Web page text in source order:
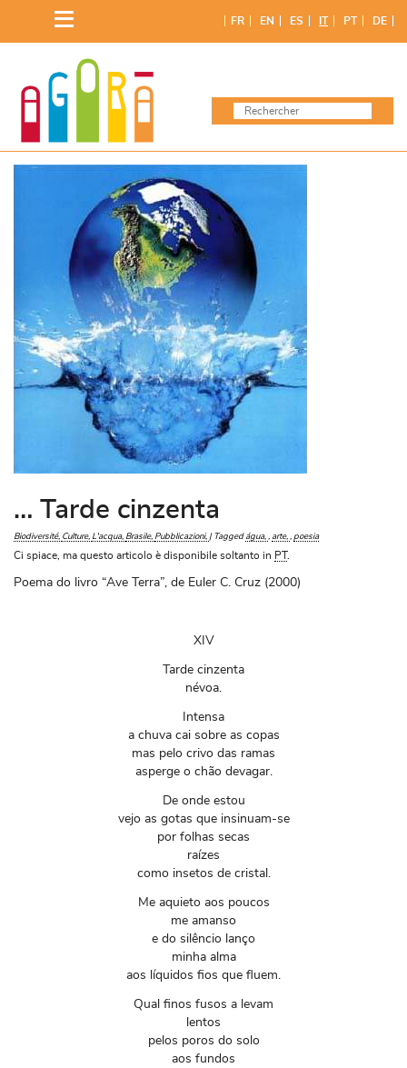
content
FR EN ES IT PT DE
… Tarde cinzenta
Biodiversité Culture L'acqua Brasile Pubblicazioni | Tagged água arte poesia
Ci spiace, ma questo articolo è disponibile soltanto in PT.
Poema do livro “Ave Terra”, de Euler C. Cruz (2000)
XIV
Tarde cinzenta
névoa.
Intensa
a chuva cai sobre as copas
mas pelo crivo das ramas
asperge o chão devagar.
De onde estou
vejo as gotas que insinuam-se
por folhas secas
raízes
como insetos de cristal.
Me aquieto aos poucos
me amanso
e do silêncio lanço
minha alma
aos líquidos fios que fluem.
Qual finos fusos a levam
lentos
pelos poros do solo
aos fundos